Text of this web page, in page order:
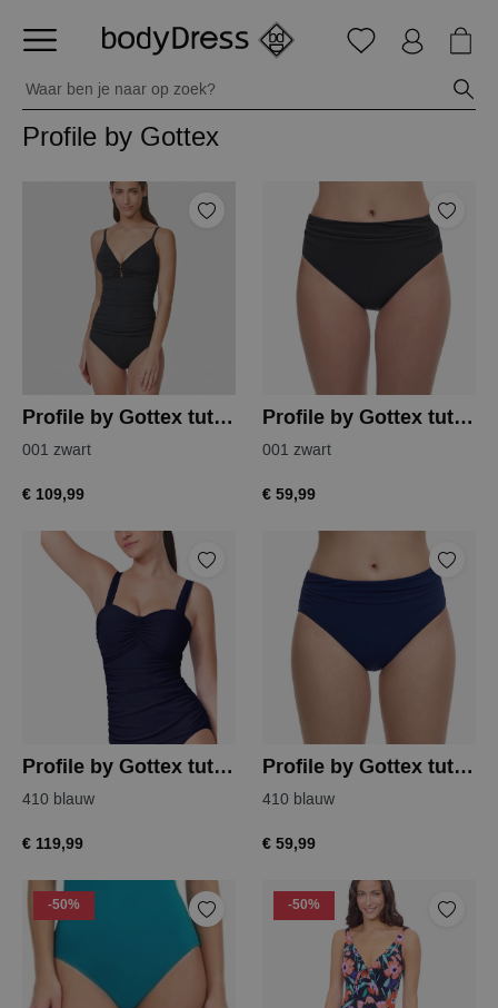
Profile by Gottex
Profile by Gottex tutti frutti tankini top
001 zwart
€ 109,99
Profile by Gottex tutti frutti tankini slip
001 zwart
€ 59,99
Profile by Gottex tutti frutti tankini top
410 blauw
€ 119,99
Profile by Gottex tutti frutti tankini slip
410 blauw
€ 59,99
-50% -50%